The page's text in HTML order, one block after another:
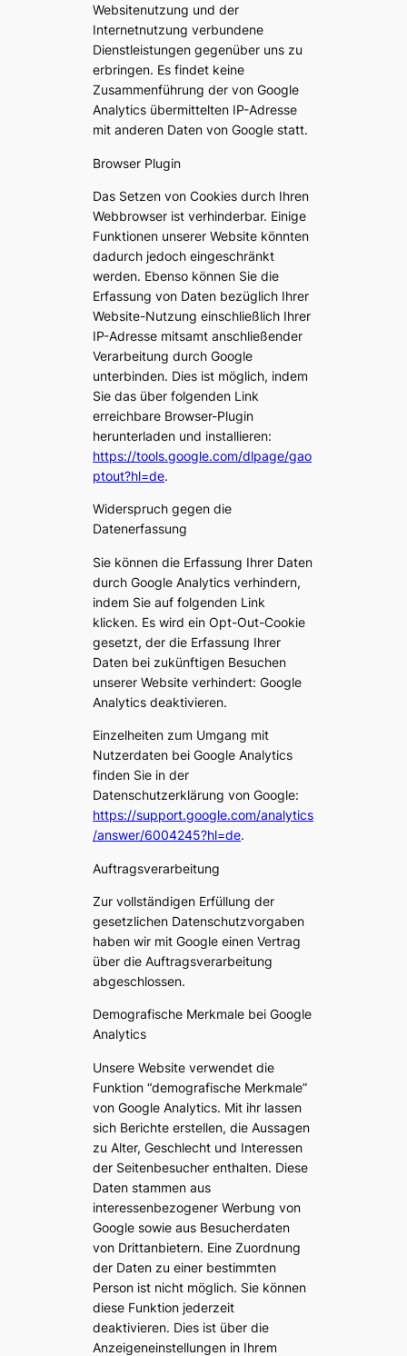
Websitenutzung und der
Internetnutzung verbundene
Dienstleistungen gegenüber uns zu
erbringen. Es findet keine
Zusammenführung der von Google
Analytics übermittelten IP-Adresse
mit anderen Daten von Google statt.
Browser Plugin
Das Setzen von Cookies durch Ihren
Webbrowser ist verhinderbar. Einige
Funktionen unserer Website könnten
dadurch jedoch eingeschränkt
werden. Ebenso können Sie die
Erfassung von Daten bezüglich Ihrer
Website-Nutzung einschließlich Ihrer
IP-Adresse mitsamt anschließender
Verarbeitung durch Google
unterbinden. Dies ist möglich, indem
Sie das über folgenden Link
erreichbare Browser-Plugin
herunterladen und installieren:
https://tools.google.com/dlpage/gao
ptout?hl=de.
Widerspruch gegen die
Datenerfassung
Sie können die Erfassung Ihrer Daten
durch Google Analytics verhindern,
indem Sie auf folgenden Link
klicken. Es wird ein Opt-Out-Cookie
gesetzt, der die Erfassung Ihrer
Daten bei zukünftigen Besuchen
unserer Website verhindert: Google
Analytics deaktivieren.
Einzelheiten zum Umgang mit
Nutzerdaten bei Google Analytics
finden Sie in der
Datenschutzerklärung von Google:
https://support.google.com/analytics
/answer/6004245?hl=de.
Auftragsverarbeitung
Zur vollständigen Erfüllung der
gesetzlichen Datenschutzvorgaben
haben wir mit Google einen Vertrag
über die Auftragsverarbeitung
abgeschlossen.
Demografische Merkmale bei Google
Analytics
Unsere Website verwendet die
Funktion “demografische Merkmale”
von Google Analytics. Mit ihr lassen
sich Berichte erstellen, die Aussagen
zu Alter, Geschlecht und Interessen
der Seitenbesucher enthalten. Diese
Daten stammen aus
interessenbezogener Werbung von
Google sowie aus Besucherdaten
von Drittanbietern. Eine Zuordnung
der Daten zu einer bestimmten
Person ist nicht möglich. Sie können
diese Funktion jederzeit
deaktivieren. Dies ist über die
Anzeigeneinstellungen in Ihrem